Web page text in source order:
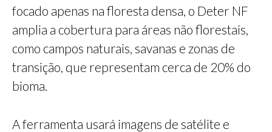
focado apenas na floresta densa, o Deter NF
amplia a cobertura para áreas não florestais,
como campos naturais, savanas e zonas de
transição, que representam cerca de 20% do
bioma.
A ferramenta usará imagens de satélite e